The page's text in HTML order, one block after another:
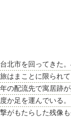
北市を回ってきた
はまことに限られ
の配流先で寓居跡
か足を運んでいる
がもたらした残像